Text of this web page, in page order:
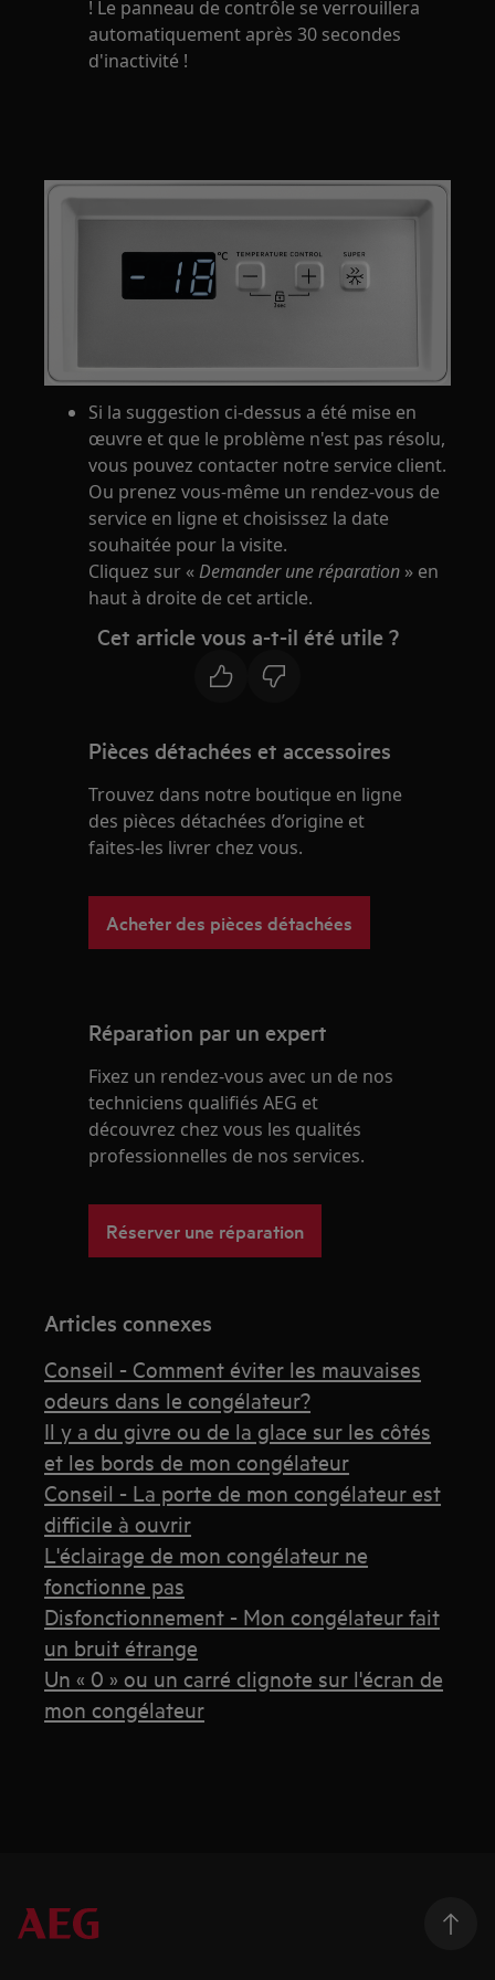
! Le panneau de contrôle se verrouillera
automatiquement après 30 secondes
d'inactivité !
Si la suggestion ci-dessus a été mise en
œuvre et que le problème n'est pas résolu,
vous pouvez contacter notre service client.
Ou prenez vous-même un rendez-vous de
service en ligne et choisissez la date
souhaitée pour la visite.
Cliquez sur «Demander une réparation » en
haut à droite de cet article.
Cet article vous a-t-il été utile ?
Pièces détachées et accessoires
Trouvez dans notre boutique en ligne
des pièces détachées d’origine et
faites-les livrer chez vous.
Acheter des pièces détachées
Réparation par un expert
Fixez un rendez-vous avec un de nos
techniciens qualifiés AEG et
découvrez chez vous les qualités
professionnelles de nos services.
Réserver une réparation
Articles connexes
Conseil - Comment éviter les mauvaises
odeurs dans le congélateur?
Il y a du givre ou de la glace sur les côtés
et les bords de mon congélateur
Conseil - La porte de mon congélateur est
difficile à ouvrir
L'éclairage de mon congélateur ne
fonctionne pas
Disfonctionnement - Mon congélateur fait
un bruit étrange
Un « 0 » ou un carré clignote sur l'écran de
mon congélateur